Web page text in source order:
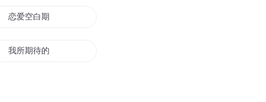
恋爱空白期
我所期待的世界